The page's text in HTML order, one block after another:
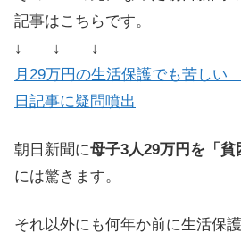
記事はこちらです。
↓ ↓ ↓
月29万円の生活保護でも苦しい
日記事に疑問噴出
朝日新聞に母子3人29万円を「貧
には驚きます。
それ以外にも何年か前に生活保